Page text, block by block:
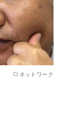
ネットワーク